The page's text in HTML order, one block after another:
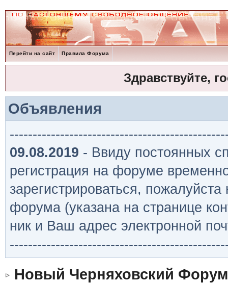
Перейти на сайт Правила Форума
Здравствуйте,
Объявления
09.08.2019 - Ввиду постоянных
регистрация на форуме
зарегистрироваться,
форума (указана на странице
ник и Ваш адрес электронной
Новый Черняховский Форум